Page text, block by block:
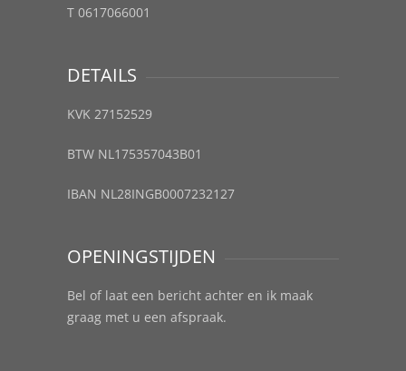
T 0617066001
DETAILS
KVK 27152529
BTW NL175357043B01
IBAN NL28INGB0007232127
OPENINGSTIJDEN
Bel of laat een bericht achter en ik maak
graag met u een afspraak.